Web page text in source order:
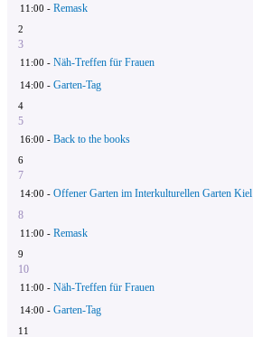
11:00 - Remask
2
3
11:00 - Näh-Treffen für Frauen
14:00 - Garten-Tag
4
5
16:00 - Back to the books
6
7
14:00 - Offener Garten im Interkulturellen Garten Kiel
8
11:00 - Remask
9
10
11:00 - Näh-Treffen für Frauen
14:00 - Garten-Tag
11